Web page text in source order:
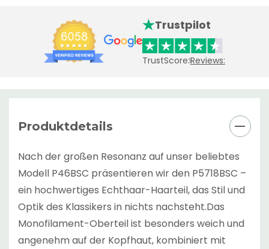
Trustpilot
TrustScore:Reviews:
Produktdetails
Nach der großen Resonanz auf unser beliebtes
Modell P46BSC präsentieren wir den P5718BSC –
ein hochwertiges Echthaar-Haarteil, das Stil und
Optik des Klassikers in nichts nachsteht.Das
Monofilament-Oberteil ist besonders weich und
angenehm auf der Kopfhaut, kombiniert mit